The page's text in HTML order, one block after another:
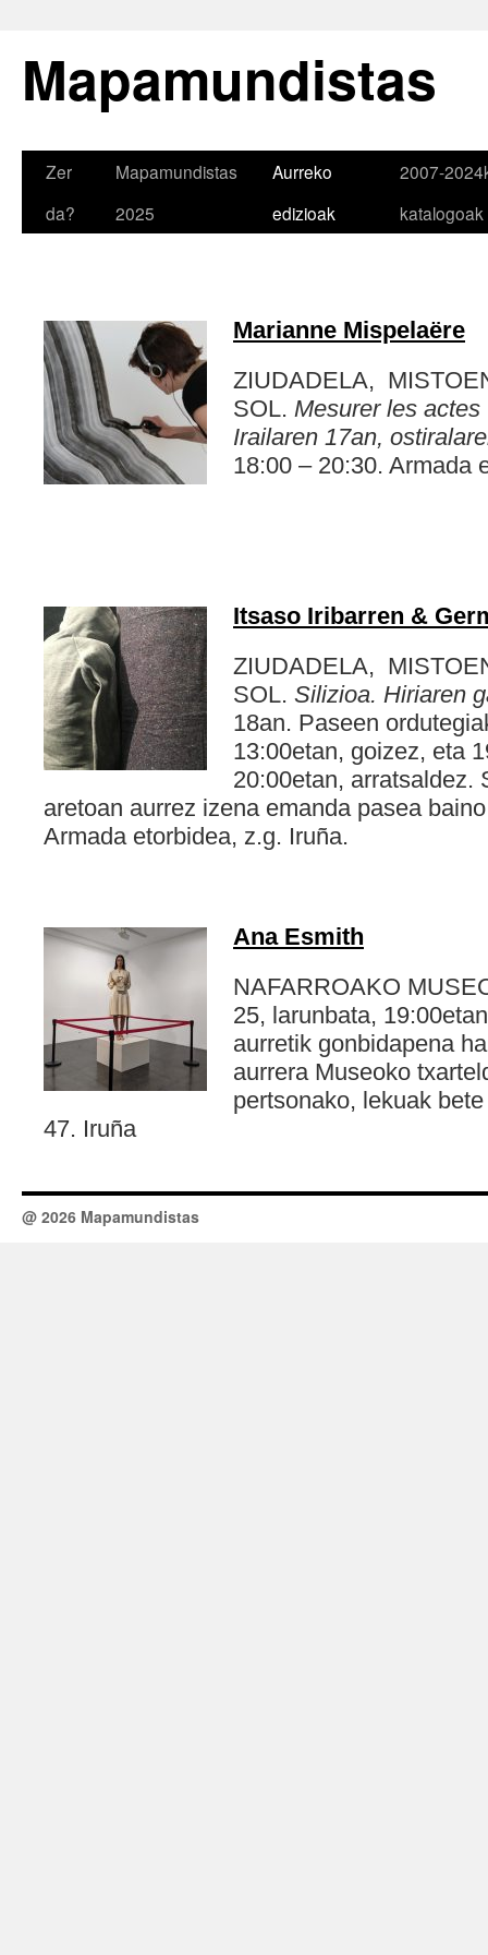
Mapamundistas
Zer
da?
Mapamundistas
2025
Aurreko
edizioak
2007-
katalogoak
Marianne Mispelaëre
ZIUDADELA,
SOL. Mesurer les
Irailaren 17an,
18:00 – 20:30. Armada
Itsaso Iribarren &
ZIUDADELA,
SOL. Silizioa. Hiriaren
18an. Paseen
13:00etan, goizez, eta
20:00etan, arratsaldez.
aretoan aurrez izena emanda pasea
Armada etorbidea, z.g. Iruña.
Ana Esmith
NAFARROAKO
25, larunbata,
aurretik gonbidapena
aurrera Museoko
pertsonako, lekuak
47. Iruña
@ 2026 Mapamundistas